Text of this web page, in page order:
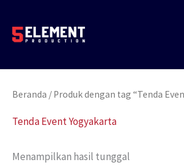
konten
Beranda / Produk dengan tag “Tenda
Tenda Event Yogyakarta
Menampilkan hasil tunggal